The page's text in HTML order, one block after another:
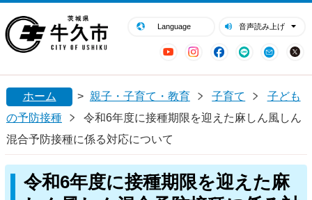
Language 音声読み上げ
YouTubeInstagram
Facebook
LINE Mail
閉じる
ホーム > 親子・子育て・教育 子育て
子ども
の予防接種
令和6年度に接種期限を迎えた麻しん風しん
混合予防接種に係る対応について
令和6年度に接種期限を迎えた麻